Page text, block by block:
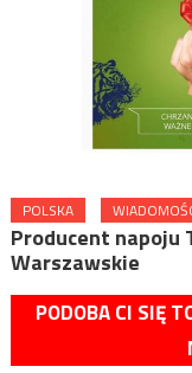
POLSKA
Producent
Warszawskie
PODOBA CI SIĘ